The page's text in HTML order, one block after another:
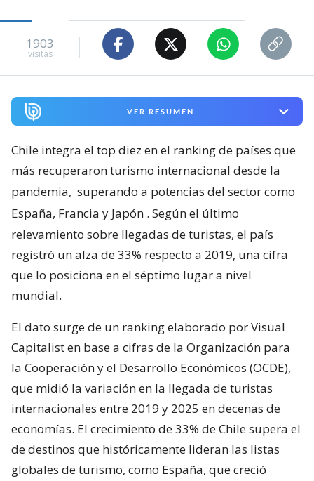
1903
visitas
VER RESUMEN
Chile integra el top diez en el ranking de países que
más recuperaron turismo internacional desde la
pandemia, superando a potencias del sector como
España, Francia y Japón . Según el último
relevamiento sobre llegadas de turistas, el país
registró un alza de 33% respecto a 2019, una cifra
que lo posiciona en el séptimo lugar a nivel
mundial.
El dato surge de un ranking elaborado por Visual
Capitalist en base a cifras de la Organización para
la Cooperación y el Desarrollo Económicos (OCDE),
que midió la variación en la llegada de turistas
internacionales entre 2019 y 2025 en decenas de
economías. El crecimiento de 33% de Chile supera el
de destinos que históricamente lideran las listas
globales de turismo, como España, que creció